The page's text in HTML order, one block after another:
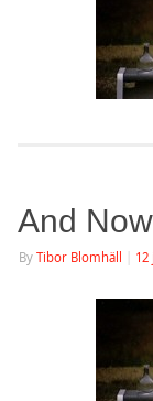
And
By Tibor Blomhäll 12